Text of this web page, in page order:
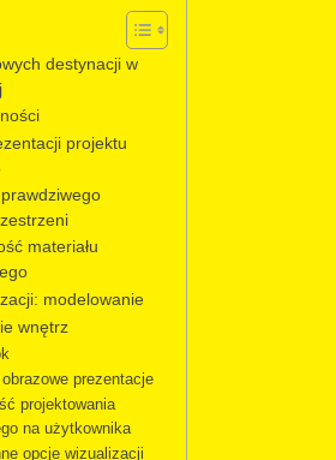
destynacji w
projektu
materiału
modelowanie
wnętrz
prezentacje
projektowania
na użytkownika
opcje wizualizacji